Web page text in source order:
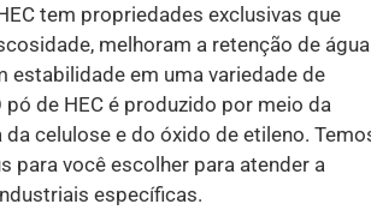
tem propriedades exclusivas que
melhoram a retenção de água
estabilidade em uma variedade de
de HEC é produzido por meio da
da celulose e do óxido de etileno.
para você escolher para atender a
específicas.